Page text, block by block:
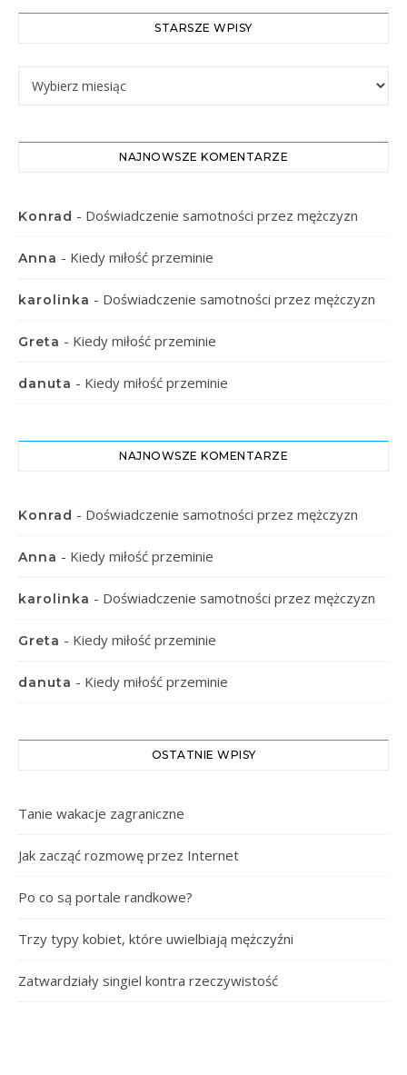
STARSZE WPISY
NAJNOWSZE KOMENTARZE
Konrad - Doświadczenie samotności przez mężczyzn
Anna - Kiedy miłość przeminie
karolinka - Doświadczenie samotności przez mężczyzn
Greta - Kiedy miłość przeminie
danuta - Kiedy miłość przeminie
NAJNOWSZE KOMENTARZE
Konrad - Doświadczenie samotności przez mężczyzn
Anna - Kiedy miłość przeminie
karolinka - Doświadczenie samotności przez mężczyzn
Greta - Kiedy miłość przeminie
danuta - Kiedy miłość przeminie
OSTATNIE WPISY
Tanie wakacje zagraniczne
Jak zacząć rozmowę przez Internet
Po co są portale randkowe?
Trzy typy kobiet, które uwielbiają mężczyźni
Zatwardziały singiel kontra rzeczywistość